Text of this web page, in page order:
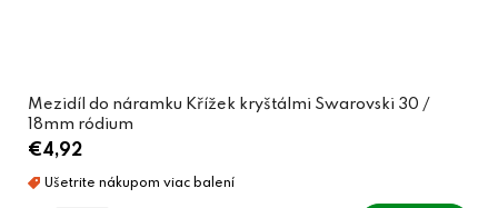
Mezidíl do náramku Křížek kryštálmi Swarovski 30 /
18mm ródium
€4,92